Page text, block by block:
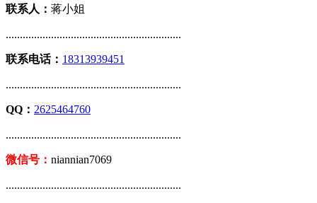
联系人： 蒋小姐
..............................................................
联系电话： 18313939451
..............................................................
QQ： 2625464760
..............................................................
微信号： niannian7069
..............................................................